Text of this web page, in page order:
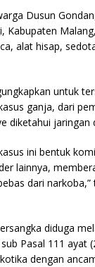
Dusun
Kabupaten
alat hisap,
untuk
ganja, dari
diketahui jaringan
ini bentuk
lainnya,
dari narkoba,”
diduga
Pasal 111 ayat
dengan